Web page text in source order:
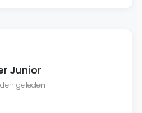
Junior
geleden